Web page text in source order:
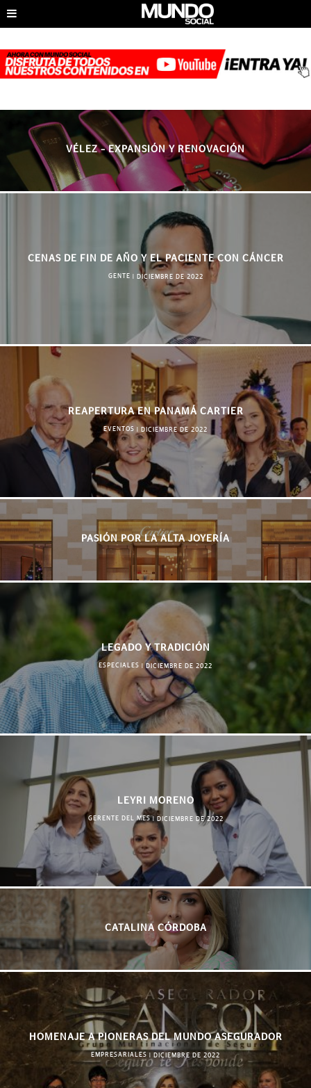
VÉLEZ – EXPANSIÓN Y RENOVACIÓN
CENAS DE FIN DE AÑO Y EL PACIENTE CON CÁNCER
GENTE DICIEMBRE DE 2022
REAPERTURA EN PANAMÁ CARTIER
EVENTOS DICIEMBRE DE 2022
PASIÓN POR LA ALTA JOYERÍA
LEGADO Y TRADICIÓN
ESPECIALES |DICIEMBRE DE 2022
LEYRI MORENO
GERENTE DEL MES| DICIEMBRE DE 2022
CATALINA CÓRDOBA
HOMENAJE A PIONERAS DEL MUNDO ASEGURADOR
EMPRESARIALES DICIEMBRE DE 2022